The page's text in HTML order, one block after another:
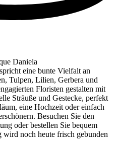
Daniela
eine bunte Vielfalt an
Tulpen, Lilien, Gerbera und
Floristen gestalten mit
Sträuße und Gestecke, perfekt
eine Hochzeit oder einfach
Besuchen Sie den
oder bestellen Sie bequem
noch heute frisch gebunden